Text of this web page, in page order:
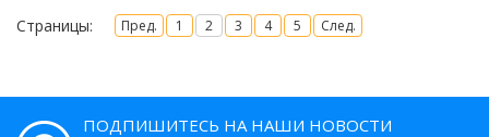
Страницы: Пред. 1 2 3 4 5 След.
ПОДПИШИТЕСЬ НА НАШИ НОВОСТИ